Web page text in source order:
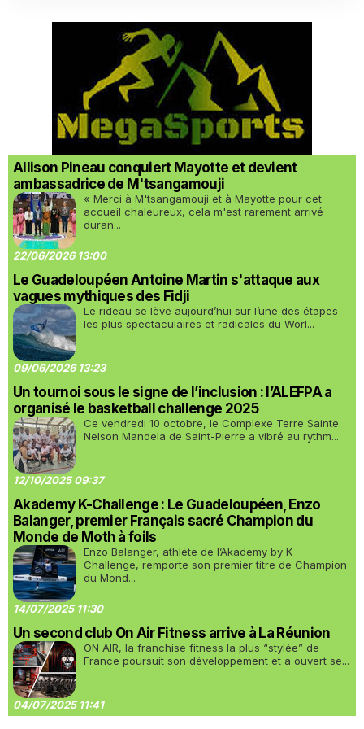
Allison Pineau conquiert Mayotte et devient
ambassadrice de M'tsangamouji
« Merci à M'tsangamouji et à Mayotte pour cet
accueil chaleureux, cela m'est rarement arrivé
duran...
22/06/2026 13:00
Le Guadeloupéen Antoine Martin s'attaque aux
vagues mythiques des Fidji
Le rideau se lève aujourd’hui sur l’une des étapes
les plus spectaculaires et radicales du Worl...
09/06/2026 13:23
Un tournoi sous le signe de l’inclusion : l’ALEFPA a
organisé le basketball challenge 2025
Ce vendredi 10 octobre, le Complexe Terre Sainte
Nelson Mandela de Saint-Pierre a vibré au rythm...
12/10/2025 09:37
Akademy K-Challenge : Le Guadeloupéen, Enzo
Balanger, premier Français sacré Champion du
Monde de Moth à foils
Enzo Balanger, athlète de l’Akademy by K-
Challenge, remporte son premier titre de Champion
du Mond...
14/07/2025 11:30
Un second club On Air Fitness arrive à La Réunion
ON AIR, la franchise fitness la plus “stylée” de
France poursuit son développement et a ouvert se...
04/07/2025 11:41